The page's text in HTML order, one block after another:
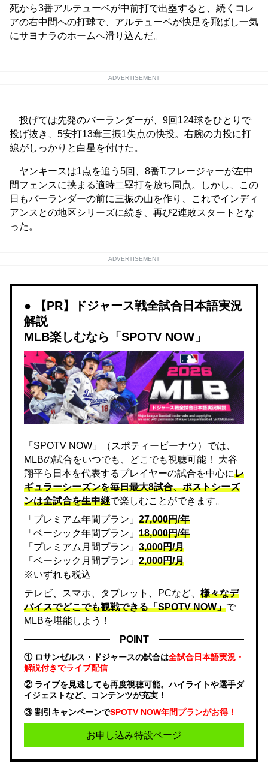
死から3番アルテューベが中前打で出塁すると、続くコレ
アの右中間への打球で、アルテューベが快足を飛ばし一気
にサヨナラのホームへ滑り込んだ。
ADVERTISEMENT
投げては先発のバーランダーが、9回124球をひとりで
投げ抜き、5安打13奪三振1失点の快投。右腕の力投に打
線がしっかりと白星を付けた。
ヤンキースは1点を追う5回、8番T.フレージャーが左中
間フェンスに挟まる適時二塁打を放ち同点。しかし、この
日もバーランダーの前に三振の山を作り、これでインディ
アンスとの地区シリーズに続き、再び2連敗スタートとな
った。
ADVERTISEMENT
【PR】ドジャース戦全試合日本語実況
解説
MLB楽しむなら「SPOTV NOW」
「SPOTV NOW」（スポティービーナウ）では、
MLBの試合をいつでも、どこでも視聴可能！ 大谷
翔平ら日本を代表するプレイヤーの試合を中心にレ
ギュラーシーズンを毎日最大8試合、ポストシーズ
ンは全試合を生中継で楽しむことができます。
「プレミアム年間プラン」 27,000円/年
「ベーシック年間プラン」 18,000円/年
「プレミアム月間プラン」 3,000円/月
「ベーシック月間プラン」 2,000円/月
※いずれも税込
テレビ、スマホ、タブレット、PCなど、 様々なデ
バイスでどこでも観戦できる「SPOTV NOW」で
MLBを堪能しよう！
POINT
① ロサンゼルス・ドジャースの試合は全試合日本語実況・
解説付きでライブ配信
② ライブを見逃しても再度視聴可能。ハイライトや選手ダ
イジェストなど、コンテンツが充実！
③ 割引キャンペーンでSPOTV NOW年間プランがお得！
お申し込み特設ページ